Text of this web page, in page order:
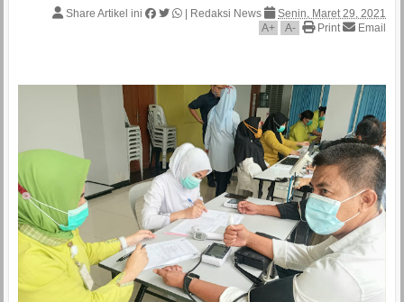
Share Artikel ini Redaksi News
Senin, Maret 29, 2021
A+ A- Print Email